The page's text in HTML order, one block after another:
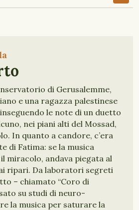
di Gerusalemme,
e una ragazza palestinese
le note di un duetto
nei piani alti del Mossad,
In quanto a candore, c’era
di Fatima: se la musica
miracolo, andava piegata al
ripari. Da laboratori segreti
– chiamato “Coro di
su studi di neuro-
la musica per saturare la